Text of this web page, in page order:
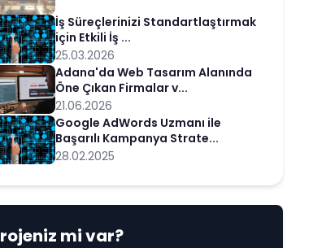
İş Süreçlerinizi Standartlaştırmak
için Etkili İş ...
25.03.2026
Adana'da Web Tasarım Alanında
Öne Çıkan Firmalar v...
21.06.2026
Google AdWords Uzmanı ile
Başarılı Kampanya Strate...
28.02.2025
mi var?